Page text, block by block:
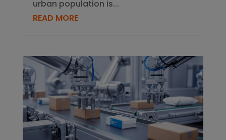
Digital Product Passports for
Small Appliances & Air Purifiers
Digital Product Passports for Small